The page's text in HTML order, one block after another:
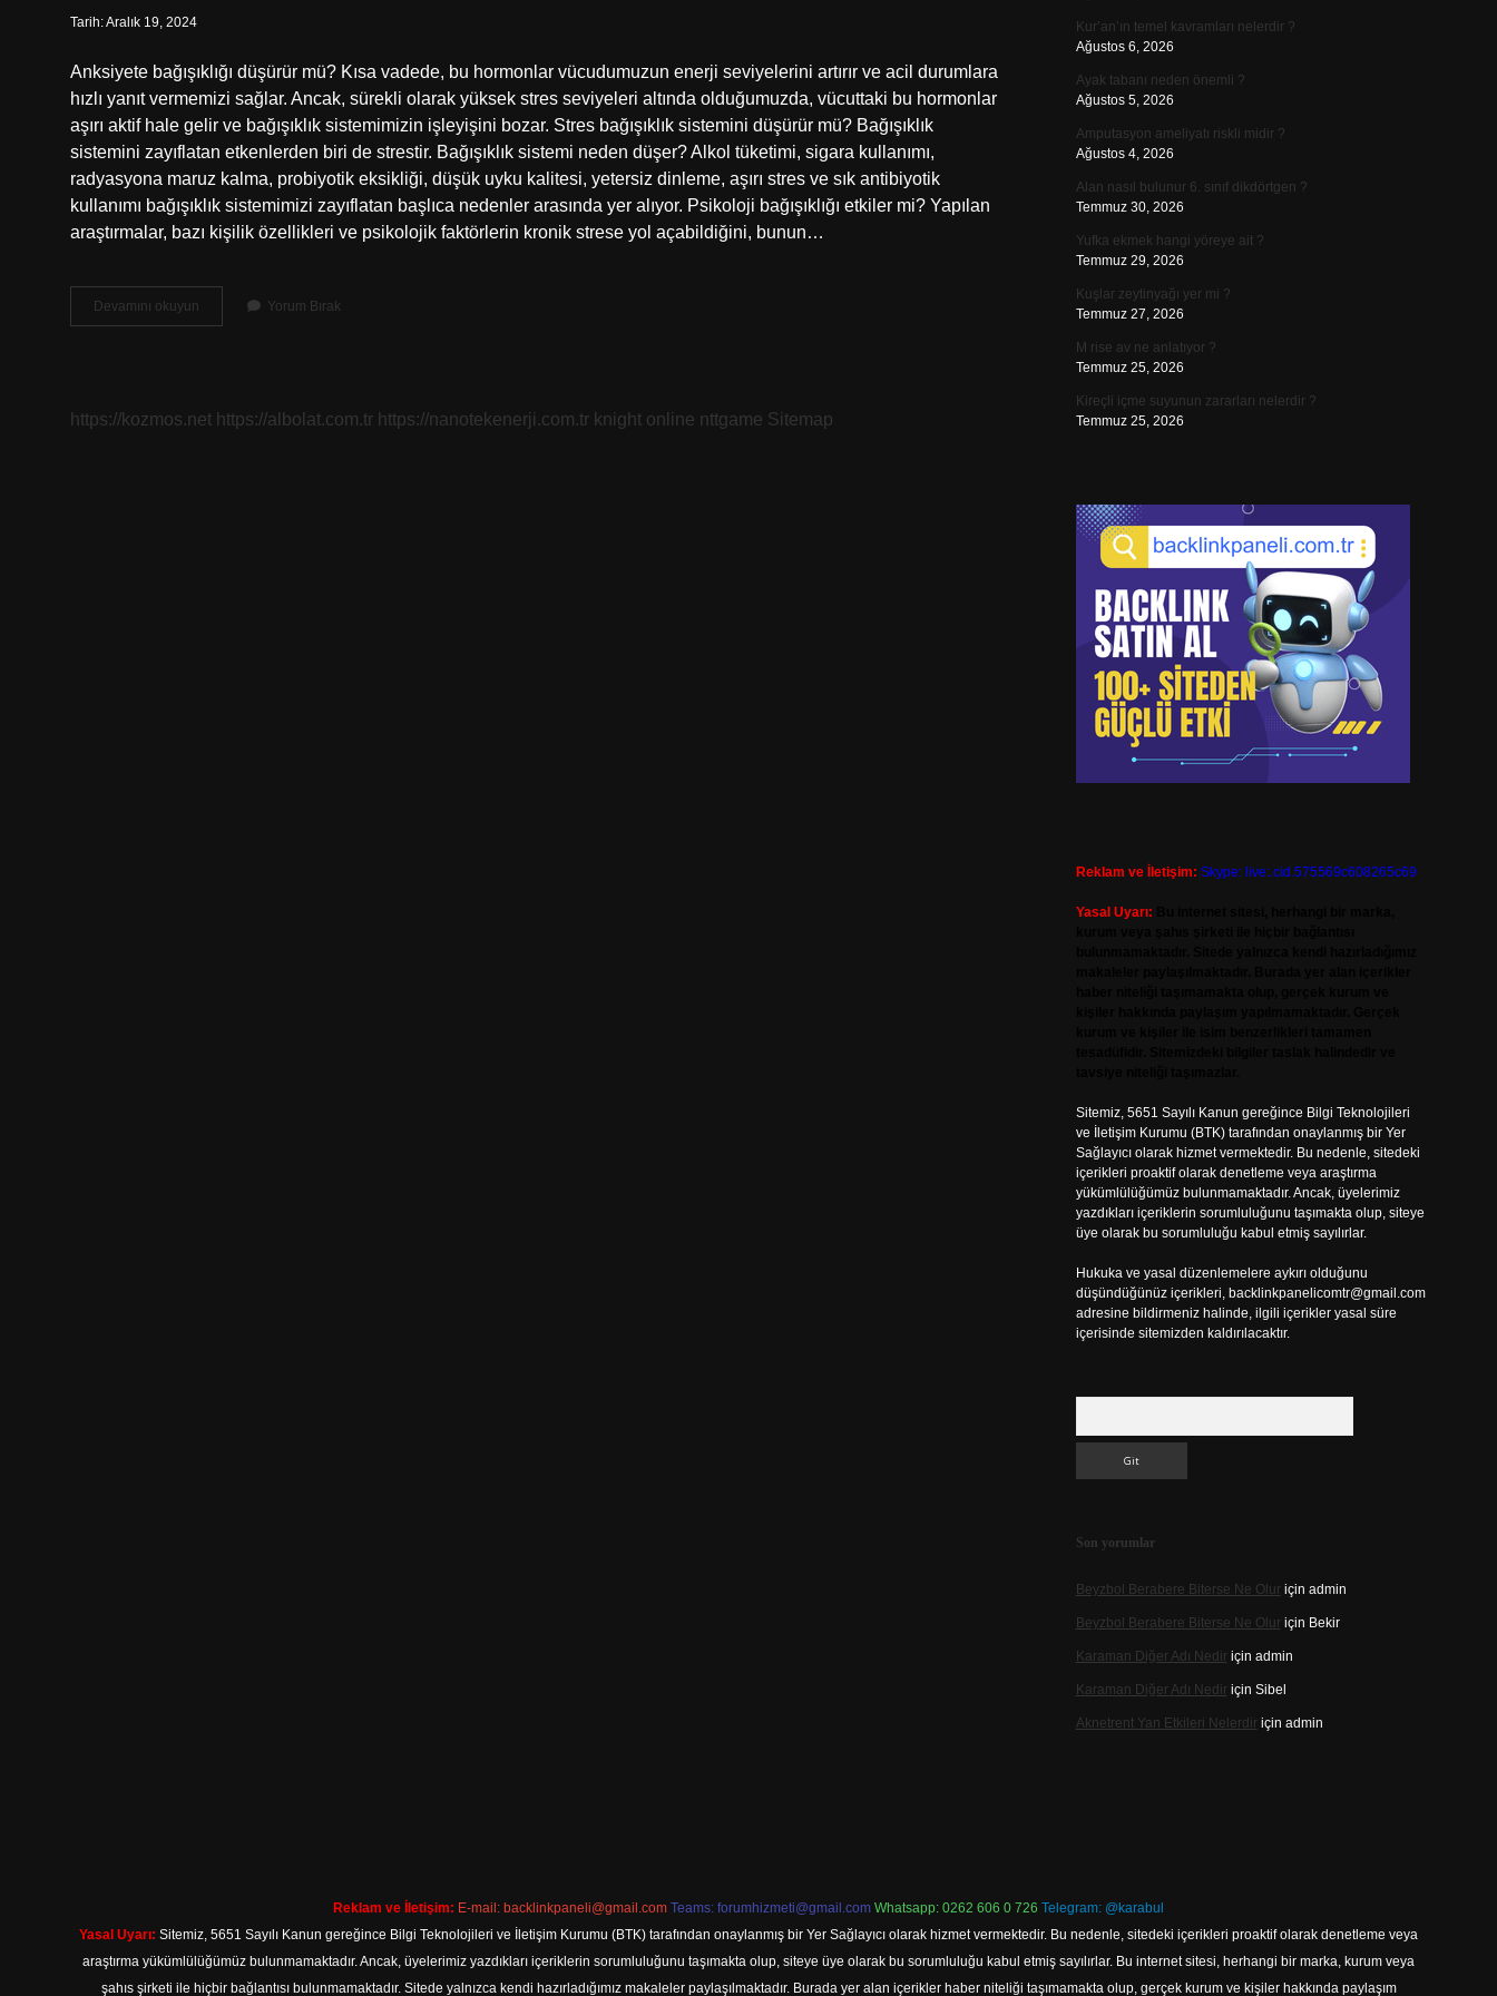
Tarih: Aralık 19, 2024
Anksiyete bağışıklığı düşürür mü? Kısa vadede, bu hormonlar vücudumuzun enerji seviyelerini artırır ve acil durumlara
hızlı yanıt vermemizi sağlar. Ancak, sürekli olarak yüksek stres seviyeleri altında olduğumuzda, vücuttaki bu hormonlar
aşırı aktif hale gelir ve bağışıklık sistemimizin işleyişini bozar. Stres bağışıklık sistemini düşürür mü? Bağışıklık
sistemini zayıflatan etkenlerden biri de strestir. Bağışıklık sistemi neden düşer? Alkol tüketimi, sigara kullanımı,
radyasyona maruz kalma, probiyotik eksikliği, düşük uyku kalitesi, yetersiz dinleme, aşırı stres ve sık antibiyotik
kullanımı bağışıklık sistemimizi zayıflatan başlıca nedenler arasında yer alıyor. Psikoloji bağışıklığı etkiler mi? Yapılan
araştırmalar, bazı kişilik özellikleri ve psikolojik faktörlerin kronik strese yol açabildiğini, bunun…
Devamını okuyun Anksiyete
Bağışıklığı
Yorum Bırak
https://kozmos.net https://albolat.com.tr https://nanotekenerji.com.tr knight online nttgame Sitemap
Kur’an’ın temel kavramları nelerdir ?
Ağustos 6, 2026
Ayak tabanı neden önemli ?
Ağustos 5, 2026
Amputasyon ameliyatı riskli midir ?
Ağustos 4, 2026
Alan nasıl bulunur 6. sınıf dikdörtgen ?
Temmuz 30, 2026
Yufka ekmek hangi yöreye ait ?
Temmuz 29, 2026
Kuşlar zeytinyağı yer mi ?
Temmuz 27, 2026
M rise av ne anlatıyor ?
Temmuz 25, 2026
Kireçli içme suyunun zararları nelerdir ?
Temmuz 25, 2026
Reklam ve İletişim: Skype: live:.cid.575569c608265c69
Yasal Uyarı:
Sitemiz, 5651 Sayılı Kanun gereğince Bilgi Teknolojileri
ve İletişim Kurumu (BTK) tarafından onaylanmış bir Yer
Sağlayıcı olarak hizmet vermektedir. Bu nedenle, sitedeki
içerikleri proaktif olarak denetleme veya araştırma
yükümlülüğümüz bulunmamaktadır. Ancak, üyelerimiz
yazdıkları içeriklerin sorumluluğunu taşımakta olup, siteye
üye olarak bu sorumluluğu kabul etmiş sayılırlar.
Hukuka ve yasal düzenlemelere aykırı olduğunu
düşündüğünüz içerikleri, backlinkpanelicomtr@gmail.com
adresine bildirmeniz halinde, ilgili içerikler yasal süre
içerisinde sitemizden kaldırılacaktır.
Son yorumlar
Beyzbol Berabere Biterse Ne Oluriçin admin
Beyzbol Berabere Biterse Ne Oluriçin Bekir
Karaman Diğer Adı Nediriçin admin
Karaman Diğer Adı Nediriçin Sibel
Aknetrent Yan Etkileri Nelerdiriçin admin
Reklam ve İletişim: E-mail: backlinkpaneli@gmail.com Teams: forumhizmeti@gmail.com Whatsapp: 0262 606 0 726 Telegram: @karabul
Yasal Uyarı: Sitemiz, 5651 Sayılı Kanun gereğince Bilgi Teknolojileri ve İletişim Kurumu (BTK) tarafından onaylanmış bir Yer Sağlayıcı olarak hizmet vermektedir. Bu nedenle, sitedeki içerikleri proaktif olarak denetleme veya
araştırma yükümlülüğümüz bulunmamaktadır. Ancak, üyelerimiz yazdıkları içeriklerin sorumluluğunu taşımakta olup, siteye üye olarak bu sorumluluğu kabul etmiş sayılırlar. Bu internet sitesi, herhangi bir marka, kurum veya
şahıs şirketi ile hiçbir bağlantısı bulunmamaktadır. Sitede yalnızca kendi hazırladığımız makaleler paylaşılmaktadır. Burada yer alan içerikler haber niteliği taşımamakta olup, gerçek kurum ve kişiler hakkında paylaşım